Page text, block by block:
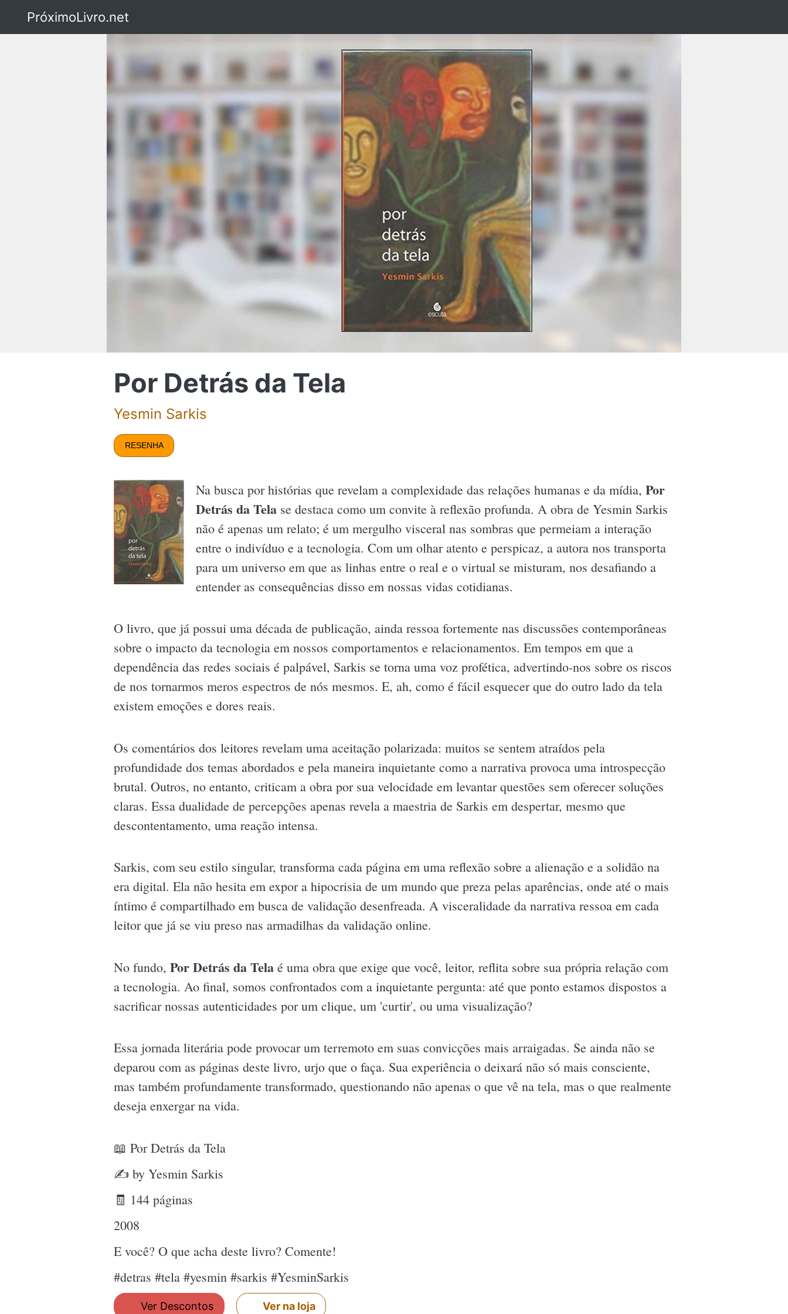
PróximoLivro.net
Por Detrás da Tela
Yesmin Sarkis
RESENHA
Na busca por histórias que revelam a complexidade das relações humanas e da mídia, Por
Detrás da Tela se destaca como um convite à reflexão profunda. A obra de Yesmin Sarkis
não é apenas um relato; é um mergulho visceral nas sombras que permeiam a interação
entre o indivíduo e a tecnologia. Com um olhar atento e perspicaz, a autora nos transporta
para um universo em que as linhas entre o real e o virtual se misturam, nos desafiando a
entender as consequências disso em nossas vidas cotidianas.
O livro, que já possui uma década de publicação, ainda ressoa fortemente nas discussões contemporâneas
sobre o impacto da tecnologia em nossos comportamentos e relacionamentos. Em tempos em que a
dependência das redes sociais é palpável, Sarkis se torna uma voz profética, advertindo-nos sobre os riscos
de nos tornarmos meros espectros de nós mesmos. E, ah, como é fácil esquecer que do outro lado da tela
existem emoções e dores reais.
Os comentários dos leitores revelam uma aceitação polarizada: muitos se sentem atraídos pela
profundidade dos temas abordados e pela maneira inquietante como a narrativa provoca uma introspecção
brutal. Outros, no entanto, criticam a obra por sua velocidade em levantar questões sem oferecer soluções
claras. Essa dualidade de percepções apenas revela a maestria de Sarkis em despertar, mesmo que
descontentamento, uma reação intensa.
Sarkis, com seu estilo singular, transforma cada página em uma reflexão sobre a alienação e a solidão na
era digital. Ela não hesita em expor a hipocrisia de um mundo que preza pelas aparências, onde até o mais
íntimo é compartilhado em busca de validação desenfreada. A visceralidade da narrativa ressoa em cada
leitor que já se viu preso nas armadilhas da validação online.
No fundo, Por Detrás da Tela é uma obra que exige que você, leitor, reflita sobre sua própria relação com
a tecnologia. Ao final, somos confrontados com a inquietante pergunta: até que ponto estamos dispostos a
sacrificar nossas autenticidades por um clique, um 'curtir', ou uma visualização?
Essa jornada literária pode provocar um terremoto em suas convicções mais arraigadas. Se ainda não se
deparou com as páginas deste livro, urjo que o faça. Sua experiência o deixará não só mais consciente,
mas também profundamente transformado, questionando não apenas o que vê na tela, mas o que realmente
deseja enxergar na vida.
📖 Por Detrás da Tela
✍ by Yesmin Sarkis
🧾 144 páginas
2008
E você? O que acha deste livro? Comente!
#detras #tela #yesmin #sarkis #YesminSarkis
Ver Descontos Ver na loja